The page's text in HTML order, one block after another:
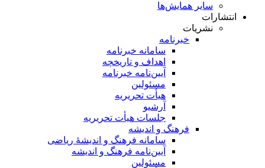
سایر همایش‌ها
انتشارات
نشریات
خبرنامه
سامانه خبرنامه
اهداف و تاریخچه
آیین‌نامه خبرنامه
مسئولین
هیأت تحریریه
آرشیو
جلسات هیأت تحریریه
فرهنگ و اندیشه
سامانه فرهنگ و اندیشۀ ریاضی
آیین‌نامه فرهنگ و اندیشه
مسئولین